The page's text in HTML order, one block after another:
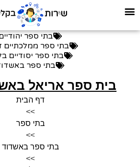
בתי ספר יהודיים
בתי ספר ממלכתיים
בתי ספר יסודיים
בתי ספר באשדוד
בית ספר אריאל
דף הבית
>>
בתי ספר
>>
בתי ספר באשדוד
>>